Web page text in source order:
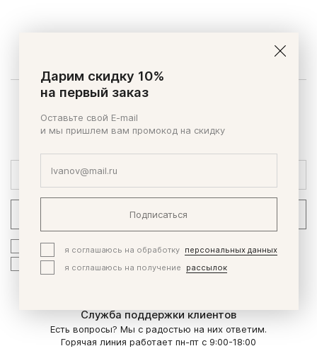
Получайте первым эксклюзивные новости и предложения,
узнавайте об акциях.
Подписаться
я соглашаюсь на обработку
персональных данных
я соглашаюсь на получение
Служба поддержки клиентов
Есть вопросы? Мы с радостью на них ответим.
Горячая линия работает пн-пт с 9:00-18:00
Дарим скидку 10%
на первый заказ
Оставьте свой E-mail
и мы пришлем вам промокод на скидку
Подписаться
я соглашаюсь на обработку
персональных данных
я соглашаюсь на получение
рассылок